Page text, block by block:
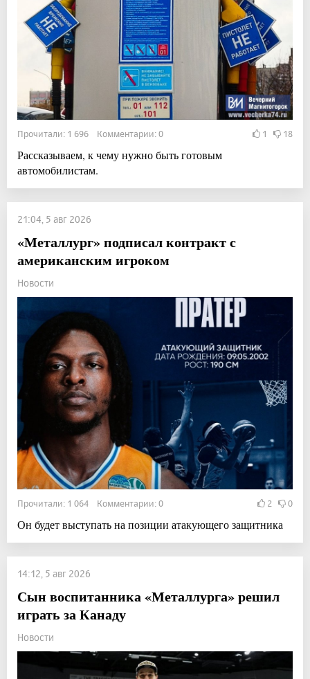
Прочитали: 1 696 Комментарии: 0 1 18
Рассказываем, к чему нужно быть готовым
автомобилистам.
21:04, 5 авг 2026
«Металлург» подписал контракт с
американским игроком
Новости
Прочитали: 1 064 Комментарии: 0 2 0
Он будет выступать на позиции атакующего защитника
14:12, 5 авг 2026
Сын воспитанника «Металлурга» решил
играть за Канаду
Новости